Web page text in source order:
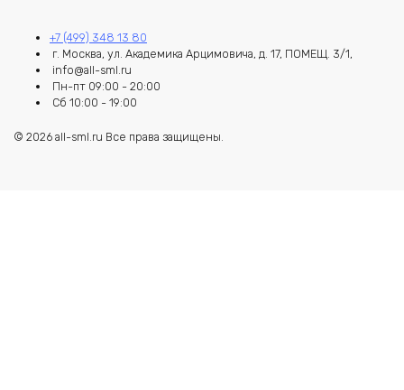
+7 (499) 348 13 80
г. Москва, ул. Академика Арцимовича, д. 17, ПОМЕЩ. 3/1,
info@all-sml.ru
Пн-пт 09:00 - 20:00
Сб 10:00 - 19:00
© 2026 all-sml.ru Все права защищены.